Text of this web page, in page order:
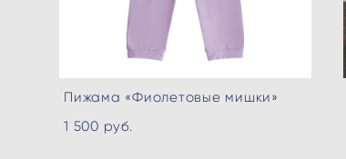
Пижама «Фиолетовые мишки»
1 500 pуб.